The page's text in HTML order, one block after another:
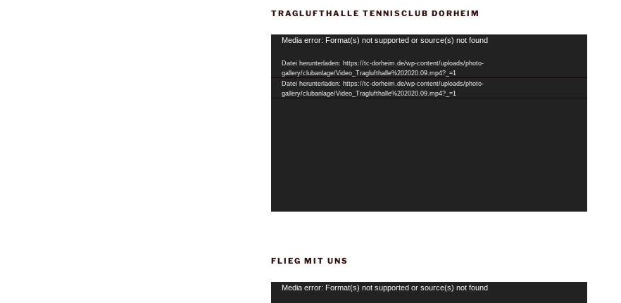
TRAGLUFTHALLE TENNISCLUB DORHEIM
Video-
Media error: Format(s) not supported or source(s) not found
Datei herunterladen: https://tc-dorheim.de/wp-content/uploads/photo-
gallery/clubanlage/Video_Traglufthalle%202020.09.mp4?_=1
Datei herunterladen: https://tc-dorheim.de/wp-content/uploads/photo-
gallery/clubanlage/Video_Traglufthalle%202020.09.mp4?_=1
FLIEG MIT UNS
Video-
Media error: Format(s) not supported or source(s) not found